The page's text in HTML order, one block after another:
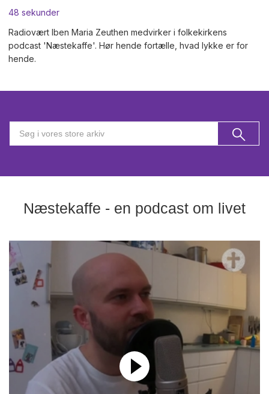
48 sekunder
Radiovært Iben Maria Zeuthen medvirker i folkekirkens
podcast 'Næstekaffe'. Hør hende fortælle, hvad lykke er for
hende.
Næstekaffe - en podcast om livet